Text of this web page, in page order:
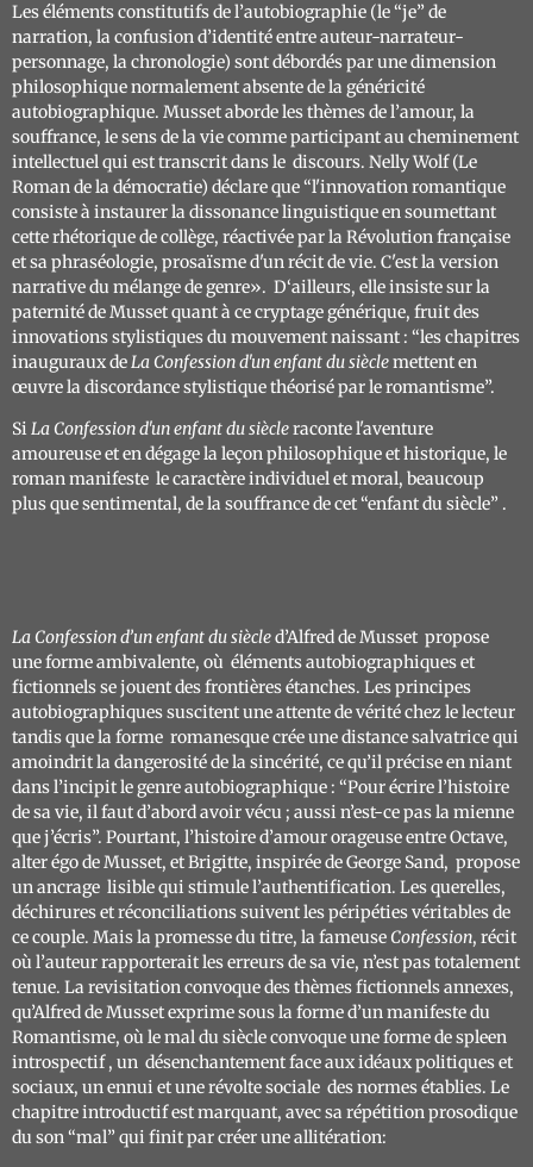
Les éléments constitutifs de l’autobiographie (le “je” de
narration, la confusion d’identité entre auteur-narrateur-
personnage, la chronologie) sont débordés par une dimension
philosophique normalement absente de la généricité
autobiographique. Musset aborde les thèmes de l’amour, la
souffrance, le sens de la vie comme participant au cheminement
intellectuel qui est transcrit dans le discours. Nelly Wolf (Le
Roman de la démocratie) déclare que “l'innovation romantique
consiste à instaurer la dissonance linguistique en soumettant
cette rhétorique de collège, réactivée par la Révolution française
et sa phraséologie, prosaïsme d'un récit de vie. C'est la version
narrative du mélange de genre». D‘ailleurs, elle insiste sur la
paternité de Musset quant à ce cryptage générique, fruit des
innovations stylistiques du mouvement naissant : “les chapitres
inauguraux de La Confession d'un enfant du sièclemettent en
œuvre la discordance stylistique théorisé par le romantisme”.
Si La Confession d'un enfant du siècleraconte l'aventure
amoureuse et en dégage la leçon philosophique et historique, le
roman manifeste le caractère individuel et moral, beaucoup
plus que sentimental, de la souffrance de cet “enfant du siècle” .
La Confession d’un enfant du siècled’Alfred de Musset propose
une forme ambivalente, où éléments autobiographiques et
fictionnels se jouent des frontières étanches. Les principes
autobiographiques suscitent une attente de vérité chez le lecteur
tandis que la forme romanesque crée une distance salvatrice qui
amoindrit la dangerosité de la sincérité, ce qu’il précise en niant
dans l’incipit le genre autobiographique : “Pour écrire l’histoire
de sa vie, il faut d’abord avoir vécu ; aussi n’est-ce pas la mienne
que j’écris”. Pourtant, l’histoire d’amour orageuse entre Octave,
alter égo de Musset, et Brigitte, inspirée de George Sand, propose
un ancrage lisible qui stimule l’authentification. Les querelles,
déchirures et réconciliations suivent les péripéties véritables de
ce couple. Mais la promesse du titre, la fameuse Confession, récit
où l’auteur rapporterait les erreurs de sa vie, n’est pas totalement
tenue. La revisitation convoque des thèmes fictionnels annexes,
qu’Alfred de Musset exprime sous la forme d’un manifeste du
Romantisme, où le mal du siècle convoque une forme de spleen
introspectif , un désenchantement face aux idéaux politiques et
sociaux, un ennui et une révolte sociale des normes établies. Le
chapitre introductif est marquant, avec sa répétition prosodique
du son “mal” qui finit par créer une allitération: